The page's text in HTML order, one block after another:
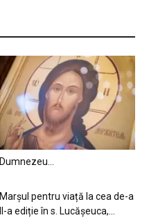
Dumnezeu…
Marșul pentru viață la cea de-a
II-a ediție în s. Lucășeuca,...